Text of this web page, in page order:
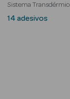
Beauty
Sistema
14 adesivos